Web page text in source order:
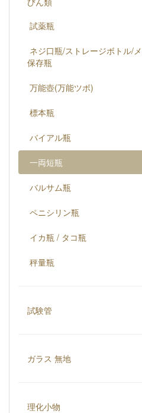
試薬瓶
ネジ口瓶/ストレージボトル/
保存瓶
万能壺(万能ツボ)
標本瓶
バイアル瓶
一両短瓶
バルサム瓶
ペニシリン瓶
イカ瓶 / タコ瓶
秤量瓶
試験管
ガラス 無地
理化小物